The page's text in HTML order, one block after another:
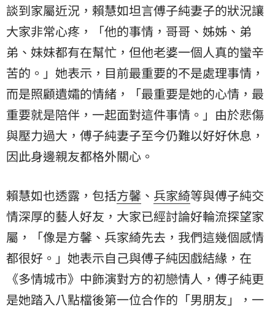
談到家屬近況，賴慧如坦言傅子純妻子的狀況讓
大家非常心疼，「他的事情，哥哥、姊姊、弟
弟、妹妹都有在幫忙，但他老婆一個人真的蠻辛
苦的。」她表示，目前最重要的不是處理事情，
而是照顧遺孀的情緒，「最重要是她的心情，最
重要就是陪伴，一起面對這件事情。」由於悲傷
與壓力過大，傅子純妻子至今仍難以好好休息，
因此身邊親友都格外關心。
賴慧如也透露，包括方馨 、 兵家綺等與傅子純交
情深厚的藝人好友，大家已經討論好輪流探望家
屬，「像是方馨、兵家綺先去，我們這幾個感情
都很好。」她表示自己與傅子純因戲結緣，在
《多情城市》中飾演對方的初戀情人，傅子純更
是她踏入八點檔後第一位合作的「男朋友」，一